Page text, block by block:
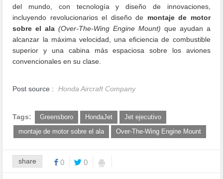
del mundo, con tecnología y diseño de innovaciones,
incluyendo revolucionarios el diseño de montaje de motor
sobre el ala (Over-The-Wing Engine Mount) que ayudan a
alcanzar la máxima velocidad, una eficiencia de combustible
superior y una cabina más espaciosa sobre los aviones
convencionales en suclase.
Post source : Honda Aircraft Company
Tags: Greensboro HondaJet
Jet ejecutivo
montaje de motor sobre el ala
Over-The-Wing Engine Mount
share 0 0